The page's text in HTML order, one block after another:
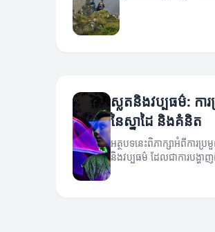
ស្លតនិងវប្បធម៌: ការ
នៃស្នាដៃ និងគំនិត
អត្ថបទនេះពិភាក្សាអំពីការប្រមួ
និងវប្បធម៌ ដែលជាការបង្ហាញ
និងគំនិតច្នៃប្រឌិត។